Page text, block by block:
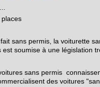
sans permis, la voiturette
soumise à une législation
sans permis
des voitures